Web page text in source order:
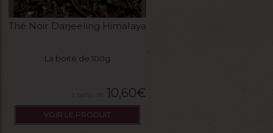
Thé Noir Darjeeling Himalaya
La boite de 100g
10,60€
VOIR LE PRODUIT